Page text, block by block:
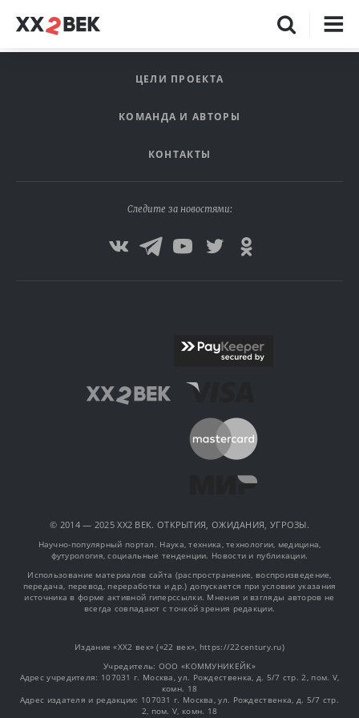
ЦЕЛИ ПРОЕКТА
КОМАНДА И АВТОРЫ
КОНТАКТЫ
Следите за новостями:
© 2014 — 2025 XX2 ВЕК. ОТКРЫТИЯ, ОЖИДАНИЯ, УГРОЗЫ.
Научно-популярный портал. Наука, техника, технологии, медицина,
футурология, социальные тенденции. Новости и публикации.
Использование материалов сайта (распространение, воспроизведение,
передача, перевод, переработка и др.) допускается при условии указания
источника в форме активной гиперссылки. Мнения и взгляды авторов не
всегда совпадают с точкой зрения редакции.
Издание «XX2 век» («22 век», https://22century.ru)
Учредитель: OOO «КОММУНИКЕЙК»
Адрес учредителя: 107031 г. Москва, ул. Рождественка, д. 5/7 стр. 2, пом. V,
комн. 18
Адрес издателя и редакции: 107031 г. Москва, ул. Рождественка, д. 5/7 стр.
2, пом. V, комн. 18